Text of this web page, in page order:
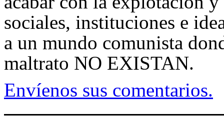
sociales, instituciones e
a un mundo comunista
maltrato NO EXISTAN.
Envíenos sus comentarios.